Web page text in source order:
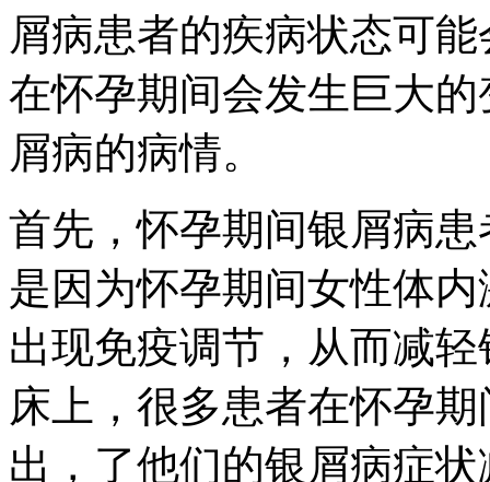
屑病患者的疾病状态可
在怀孕期间会发生巨大
屑病的病情。
首先，怀孕期间银屑病
是因为怀孕期间女性体
出现免疫调节，从而减
床上，很多患者在怀孕
出，了他们的银屑病症